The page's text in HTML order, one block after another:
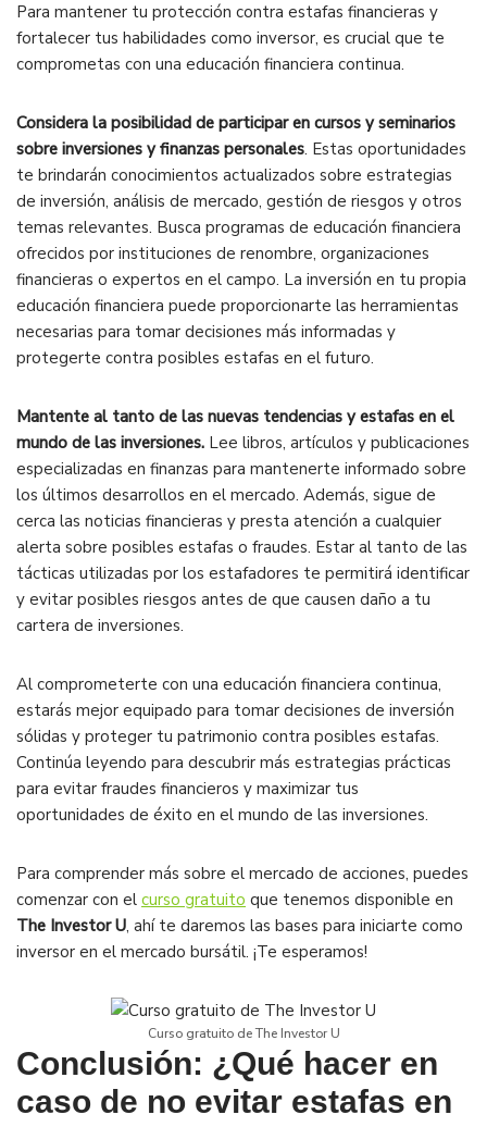
Para mantener tu protección contra estafas financieras y
fortalecer tus habilidades como inversor, es crucial que te
comprometas con una educación financiera continua.
Considera la posibilidad de participar en cursos y seminarios
sobre inversiones y finanzas personales. Estas oportunidades
te brindarán conocimientos actualizados sobre estrategias
de inversión, análisis de mercado, gestión de riesgos y otros
temas relevantes. Busca programas de educación financiera
ofrecidos por instituciones de renombre, organizaciones
financieras o expertos en el campo. La inversión en tu propia
educación financiera puede proporcionarte las herramientas
necesarias para tomar decisiones más informadas y
protegerte contra posibles estafas en el futuro.
Mantente al tanto de las nuevas tendencias y estafas en el
mundo de las inversiones. Lee libros, artículos y publicaciones
especializadas en finanzas para mantenerte informado sobre
los últimos desarrollos en el mercado. Además, sigue de
cerca las noticias financieras y presta atención a cualquier
alerta sobre posibles estafas o fraudes. Estar al tanto de las
tácticas utilizadas por los estafadores te permitirá identificar
y evitar posibles riesgos antes de que causen daño a tu
cartera de inversiones.
Al comprometerte con una educación financiera continua,
estarás mejor equipado para tomar decisiones de inversión
sólidas y proteger tu patrimonio contra posibles estafas.
Continúa leyendo para descubrir más estrategias prácticas
para evitar fraudes financieros y maximizar tus
oportunidades de éxito en el mundo de las inversiones.
Para comprender más sobre el mercado de acciones, puedes
comenzar con el curso gratuito que tenemos disponible en
The Investor U, ahí te daremos las bases para iniciarte como
inversor en el mercado bursátil. ¡Te esperamos!
Curso gratuito de The Investor U
Conclusión: ¿Qué hacer en
caso de no evitar estafas en